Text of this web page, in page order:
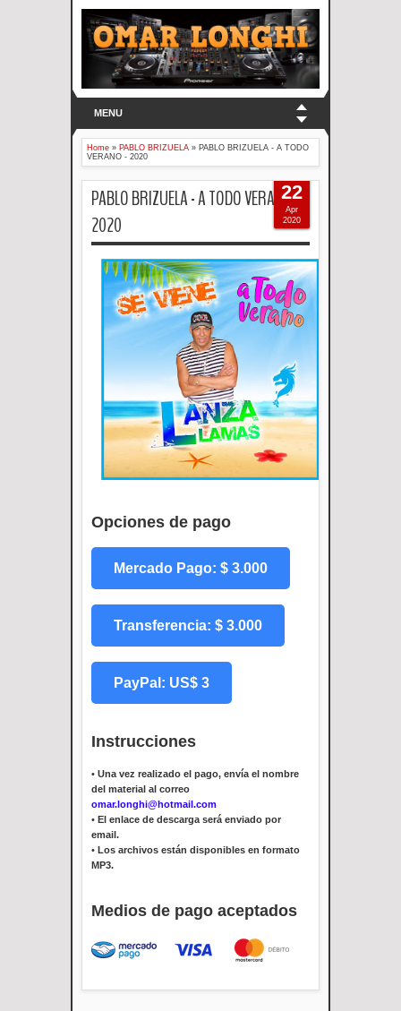
MENU
Home » PABLO BRIZUELA » PABLO BRIZUELA - A TODO
VERANO - 2020
PABLO BRIZUELA - A TODO VERANO -
2020
Opciones de pago
Mercado Pago: $ 3.000
Transferencia: $ 3.000
PayPal: US$ 3
Instrucciones
• Una vez realizado el pago, envía el nombre
del material al correo
omar.longhi@hotmail.com
• El enlace de descarga será enviado por
email.
• Los archivos están disponibles en formato
MP3.
Medios de pago aceptados
22
Apr
2020